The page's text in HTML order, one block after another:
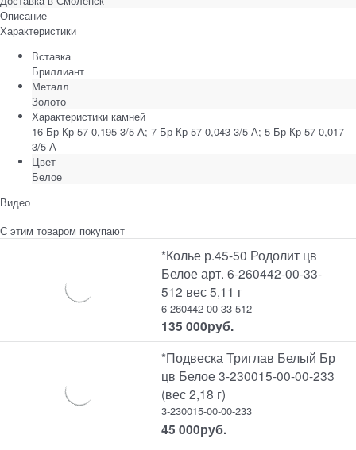
Описание
Характеристики
Вставка
Бриллиант
Металл
Золото
Характеристики камней
16 Бр Кр 57 0,195 3/5 А; 7 Бр Кр 57 0,043 3/5 А; 5 Бр Кр 57 0,017
3/5 А
Цвет
Белое
Видео
С этим товаром покупают
*Колье р.45-50 Родолит цв
Белое арт. 6-260442-00-33-
512 вес 5,11 г
6-260442-00-33-512
135 000руб.
*Подвеска Триглав Белый Бр
цв Белое 3-230015-00-00-233
(вес 2,18 г)
3-230015-00-00-233
45 000руб.